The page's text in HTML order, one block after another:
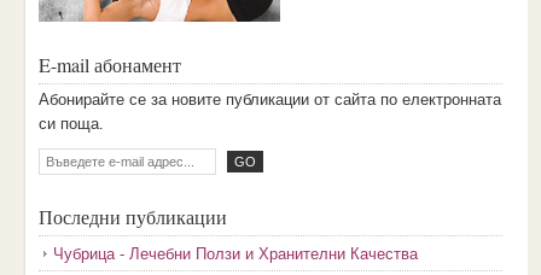
E-mail абонамент
Aбoниpaйтe ce зa нoвитe пyбликaции oт caйтa пo eлeктpoннaтa
cи пoщa.
Последни публикации
Чубрица - Лечебни Ползи и Хранителни Качества